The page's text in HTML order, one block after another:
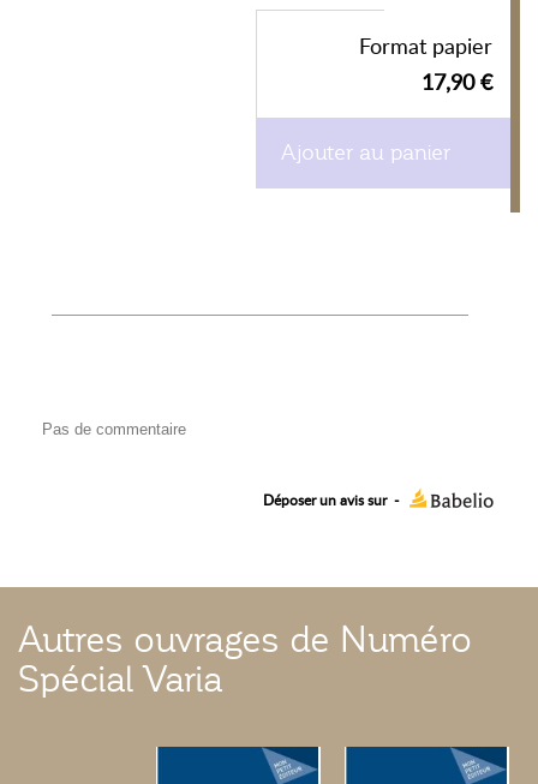
Format papier
17,90 €
Ajouter au panier
Pas de commentaire
Déposer un avis sur -
Autres ouvrages de Numéro
Spécial Varia